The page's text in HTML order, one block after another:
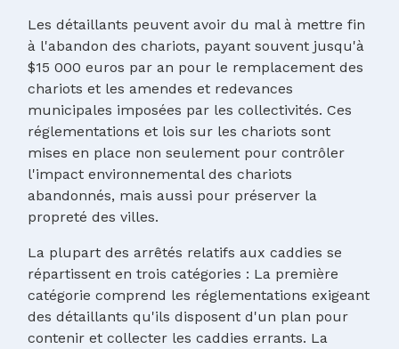
Les détaillants peuvent avoir du mal à mettre fin
à l'abandon des chariots, payant souvent jusqu'à
$15 000 euros par an pour le remplacement des
chariots et les amendes et redevances
municipales imposées par les collectivités. Ces
réglementations et lois sur les chariots sont
mises en place non seulement pour contrôler
l'impact environnemental des chariots
abandonnés, mais aussi pour préserver la
propreté des villes.
La plupart des arrêtés relatifs aux caddies se
répartissent en trois catégories : La première
catégorie comprend les réglementations exigeant
des détaillants qu'ils disposent d'un plan pour
contenir et collecter les caddies errants. La